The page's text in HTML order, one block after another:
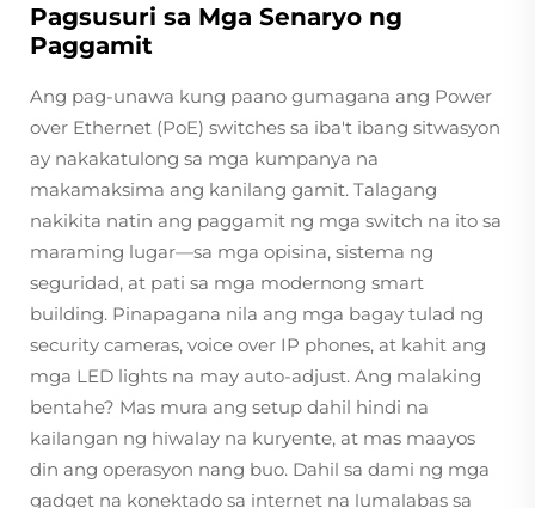
Pagsusuri sa Mga Senaryo ng
Paggamit
Ang pag-unawa kung paano gumagana ang Power
over Ethernet (PoE) switches sa iba't ibang sitwasyon
ay nakakatulong sa mga kumpanya na
makamaksima ang kanilang gamit. Talagang
nakikita natin ang paggamit ng mga switch na ito sa
maraming lugar—sa mga opisina, sistema ng
seguridad, at pati sa mga modernong smart
building. Pinapagana nila ang mga bagay tulad ng
security cameras, voice over IP phones, at kahit ang
mga LED lights na may auto-adjust. Ang malaking
bentahe? Mas mura ang setup dahil hindi na
kailangan ng hiwalay na kuryente, at mas maayos
din ang operasyon nang buo. Dahil sa dami ng mga
gadget na konektado sa internet na lumalabas sa